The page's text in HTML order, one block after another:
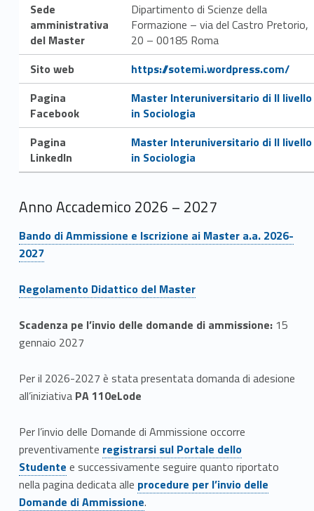
Sede
amministrativa
del Master
Dipartimento di Scienze della
Formazione – via del Castro Pretorio,
20 – 00185 Roma
Sito web
Link identifier #identifier__197113-1
https://sotemi.wordpress.com/
Pagina
Facebook
Master Interuniversitario di II livello
in Sociologia
Pagina
Linkedln
Link identifier #identifier__52296-3
Master Interuniversitario di II livello
in Sociologia
Anno Accademico 2026 – 2027
Link identifier #identifier__3141-4
Bando di Ammissione e Iscrizione ai Master a.a. 2026-
2027
Link identifier #identifier__185973-5
Regolamento Didattico del Master
Scadenza pe l’invio delle domande di ammissione: 15
gennaio 2027
Per il 2026-2027 è stata presentata domanda di adesione
all’iniziativaPA 110eLode
Per l’invio delle Domande di Ammissione occorre
preventivamente registrarsi sul Portale dello
Studente e successivamente seguire quanto riportato
nella pagina dedicata alle procedure per l’invio delle
Domande di Ammissione.